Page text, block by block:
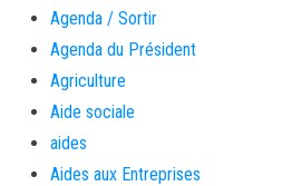
Agenda / Sortir
Agenda du Président
Agriculture
Aide sociale
aides
Aides aux Entreprises